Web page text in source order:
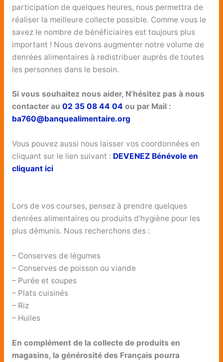
participation de quelques heures, nous permettra de
réaliser la meilleure collecte possible. Comme vous le
savez le nombre de bénéficiaires est toujours plus
important ! Nous devons augmenter notre volume de
denrées alimentaires à redistribuer auprès de toutes
les personnes dans le besoin.
Si vous souhaitez nous aider, N’hésitez pas à nous
contacter au 02 35 08 44 04 ou par Mail :
ba760@banquealimentaire.org
Vous pouvez aussi nous laisser vos coordonnées en
cliquant sur le lien suivant : DEVENEZ Bénévole en
cliquant ici
Lors de vos courses, pensez à prendre quelques
denrées alimentaires ou produits d’hygiène pour les
plus démunis. Nous recherchons des :
– Conserves de légumes
– Conserves de poisson ou viande
– Purée et soupes
– Plats cuisinés
– Riz
– Huiles
En complément de la collecte de produits en
magasins, la générosité des Français pourra